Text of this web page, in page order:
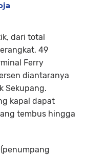
dari total
49
Ferry
diantaranya
Sekupang.
kapal dapat
tembus hingga